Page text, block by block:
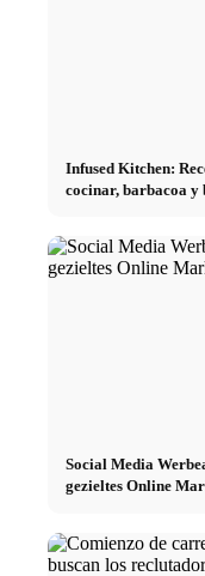
Infused Kitchen:
cocinar, barbacoa y
Social Media
gezieltes Online